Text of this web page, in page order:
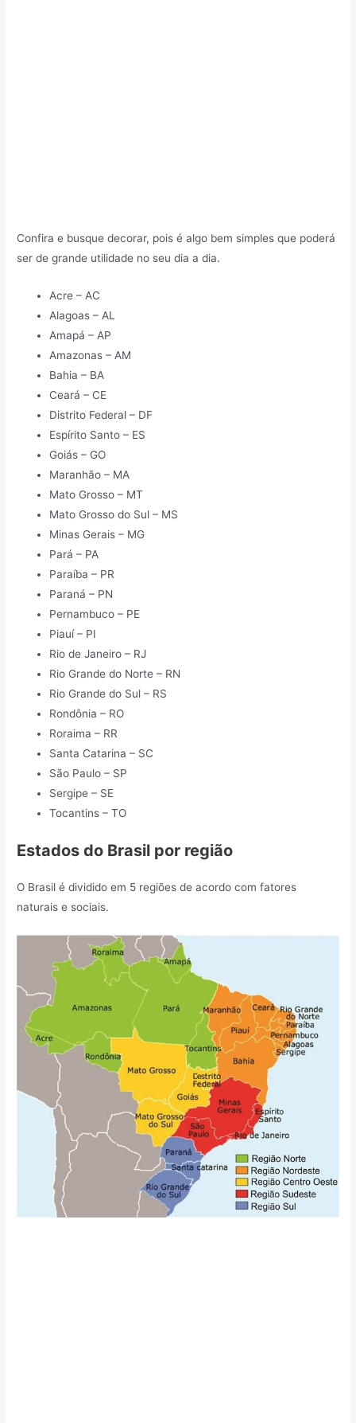
Confira e busque decorar, pois é algo bem simples que poderá
ser de grande utilidade no seu dia a dia.
Acre – AC
Alagoas – AL
Amapá – AP
Amazonas – AM
Bahia – BA
Ceará – CE
Distrito Federal – DF
Espírito Santo – ES
Goiás – GO
Maranhão – MA
Mato Grosso – MT
Mato Grosso do Sul – MS
Minas Gerais – MG
Pará – PA
Paraíba – PR
Paraná – PN
Pernambuco – PE
Piauí – PI
Rio de Janeiro – RJ
Rio Grande do Norte – RN
Rio Grande do Sul – RS
Rondônia – RO
Roraima – RR
Santa Catarina – SC
São Paulo – SP
Sergipe – SE
Tocantins – TO
Estados do Brasil por região
O Brasil é dividido em 5 regiões de acordo com fatores
naturais e sociais.